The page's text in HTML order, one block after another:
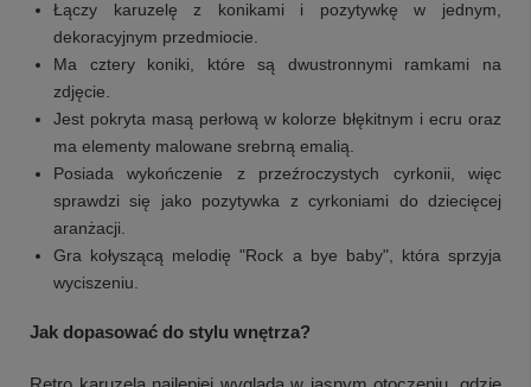
Łączy karuzelę z konikami i pozytywkę w jednym,
dekoracyjnym przedmiocie.
Ma cztery koniki, które są dwustronnymi ramkami na
zdjęcie.
Jest pokryta masą perłową w kolorze błękitnym i ecru oraz
ma elementy malowane srebrną emalią.
Posiada wykończenie z przeźroczystych cyrkonii, więc
sprawdzi się jako pozytywka z cyrkoniami do dziecięcej
aranżacji.
Gra kołyszącą melodię "Rock a bye baby", która sprzyja
wyciszeniu.
Jak dopasować do stylu wnętrza?